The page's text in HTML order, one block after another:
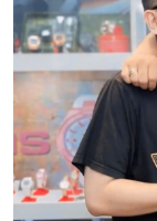
Qui
hàng: